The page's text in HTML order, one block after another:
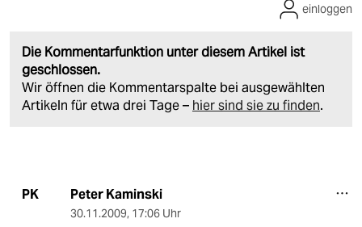
Die Kommentarfunktion unter diesem Artikel ist
geschlossen.
Wir öffnen die Kommentarspalte bei ausgewählten
Artikeln für etwa drei Tage – hier sind sie zu finden.
einloggen
PK Peter Kaminski
30.11.2009, 17:06 Uhr